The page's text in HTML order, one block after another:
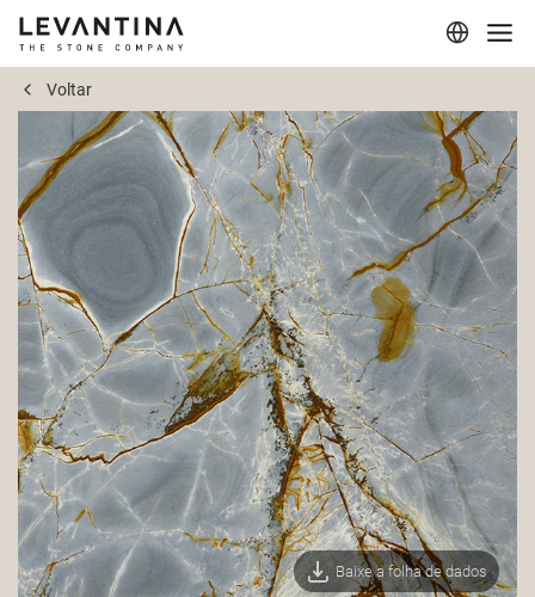
Corporativo
Materiais
Projetos
Aplicações
Profissionais
Voltar
Baixe a folha de dados